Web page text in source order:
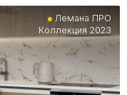
Лемана ПРО
Коллекция 2023